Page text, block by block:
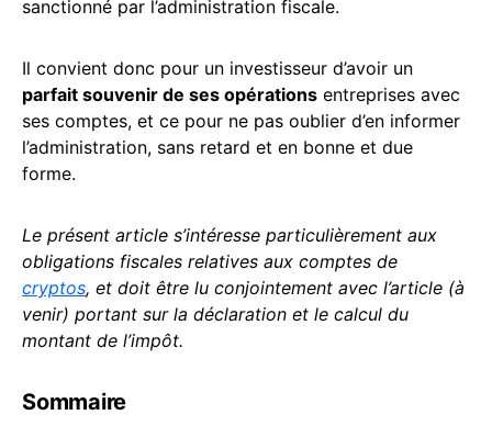
sanctionné par l’administration fiscale.
Il convient donc pour un investisseur d’avoir un
parfait souvenir de ses opérations entreprises avec
ses comptes, et ce pour ne pas oublier d’en informer
l’administration, sans retard et en bonne et due
forme.
Le présent article s’intéresse particulièrement aux
obligations fiscales relatives aux comptes de
cryptos, et doit être lu conjointement avec l’article (à
venir) portant sur la déclaration et le calcul du
montant de l’impôt.
Sommaire